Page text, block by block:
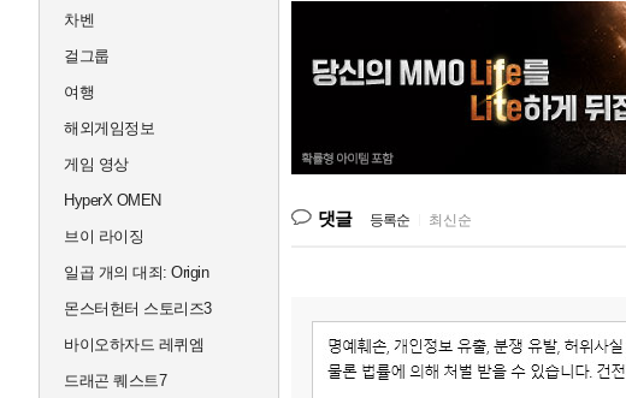
차벤
걸그룹
여행
해외게임정보
게임 영상
HyperX OMEN
브이 라이징
일곱 개의 대죄: Origin
몬스터헌터 스토리즈3
바이오하자드 레퀴엠
드래곤 퀘스트7
댓글 등록순 최신순